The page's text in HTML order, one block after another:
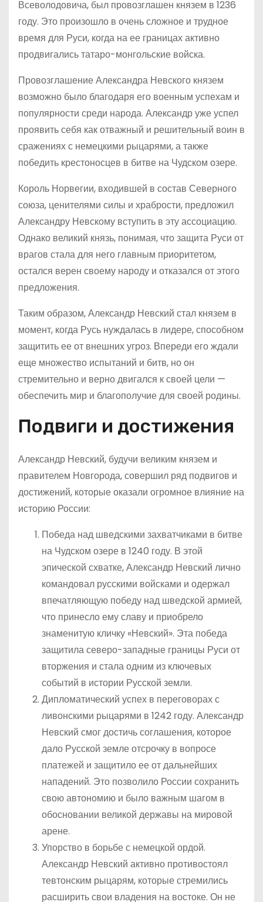
Всеволодовича, был провозглашен князем в 1236
году. Это произошло в очень сложное и трудное
время для Руси, когда на ее границах активно
продвигались татаро-монгольские войска.
Провозглашение Александра Невского князем
возможно было благодаря его военным успехам и
популярности среди народа. Александр уже успел
проявить себя как отважный и решительный воин в
сражениях с немецкими рыцарями, а также
победить крестоносцев в битве на Чудском озере.
Король Норвегии, входившей в состав Северного
союза, ценителями силы и храбрости, предложил
Александру Невскому вступить в эту ассоциацию.
Однако великий князь, понимая, что защита Руси от
врагов стала для него главным приоритетом,
остался верен своему народу и отказался от этого
предложения.
Таким образом, Александр Невский стал князем в
момент, когда Русь нуждалась в лидере, способном
защитить ее от внешних угроз. Впереди его ждали
еще множество испытаний и битв, но он
стремительно и верно двигался к своей цели —
обеспечить мир и благополучие для своей родины.
Подвиги и достижения
Александр Невский, будучи великим князем и
правителем Новгорода, совершил ряд подвигов и
достижений, которые оказали огромное влияние на
историю России:
Победа над шведскими захватчиками в битве
на Чудском озере в 1240 году. В этой
эпической схватке, Александр Невский лично
командовал русскими войсками и одержал
впечатляющую победу над шведской армией,
что принесло ему славу и приобрело
знаменитую кличку «Невский». Эта победа
защитила северо-западные границы Руси от
вторжения и стала одним из ключевых
событий в истории Русской земли.
Дипломатический успех в переговорах с
ливонскими рыцарями в 1242 году. Александр
Невский смог достичь соглашения, которое
дало Русской земле отсрочку в вопросе
платежей и защитило ее от дальнейших
нападений. Это позволило России сохранить
свою автономию и было важным шагом в
обосновании великой державы на мировой
арене.
Упорство в борьбе с немецкой ордой.
Александр Невский активно противостоял
тевтонским рыцарям, которые стремились
расширить свои владения на востоке. Он не